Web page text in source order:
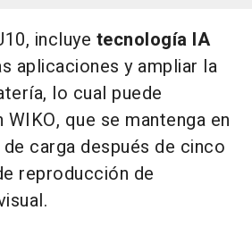
incluye tecnología IA
aplicaciones y ampliar la
lo cual puede
que se mantenga en
carga después de cinco
reproducción de